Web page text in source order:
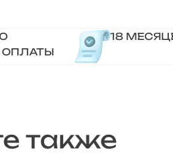
ОПЛАТЫ
18
также